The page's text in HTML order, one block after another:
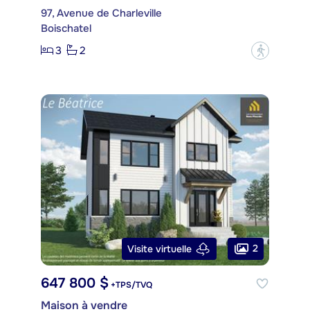
97, Avenue de Charleville
Boischatel
3
2 ?
Visite virtuelle 2
647 800 $ +TPS/TVQ
Maison à vendre